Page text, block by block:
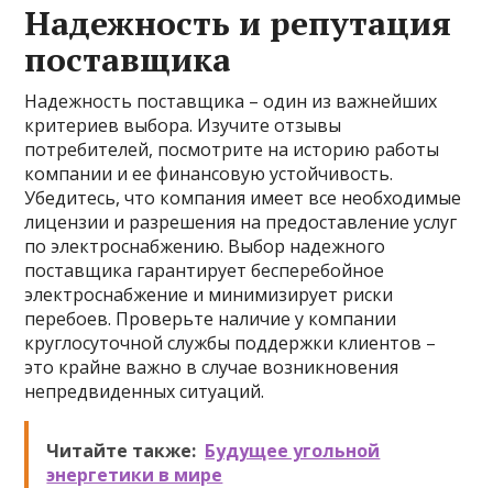
Надежность и репутация
поставщика
Надежность поставщика – один из важнейших
критериев выбора. Изучите отзывы
потребителей, посмотрите на историю работы
компании и ее финансовую устойчивость.
Убедитесь, что компания имеет все необходимые
лицензии и разрешения на предоставление услуг
по электроснабжению. Выбор надежного
поставщика гарантирует бесперебойное
электроснабжение и минимизирует риски
перебоев. Проверьте наличие у компании
круглосуточной службы поддержки клиентов –
это крайне важно в случае возникновения
непредвиденных ситуаций.
Читайте также: Будущее угольной
энергетики в мире